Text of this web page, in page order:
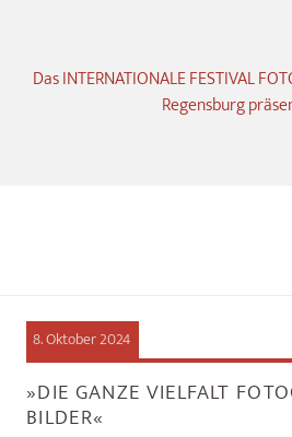
Das INTERNATIONALE FESTIVAL
Regensburg
8. Oktober 2024
»DIE GANZE VIELFALT
BILDER«